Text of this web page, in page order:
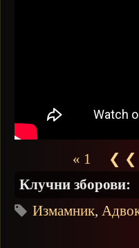
« 1 ❮ ❮
Клучни зборови:
Измамник,